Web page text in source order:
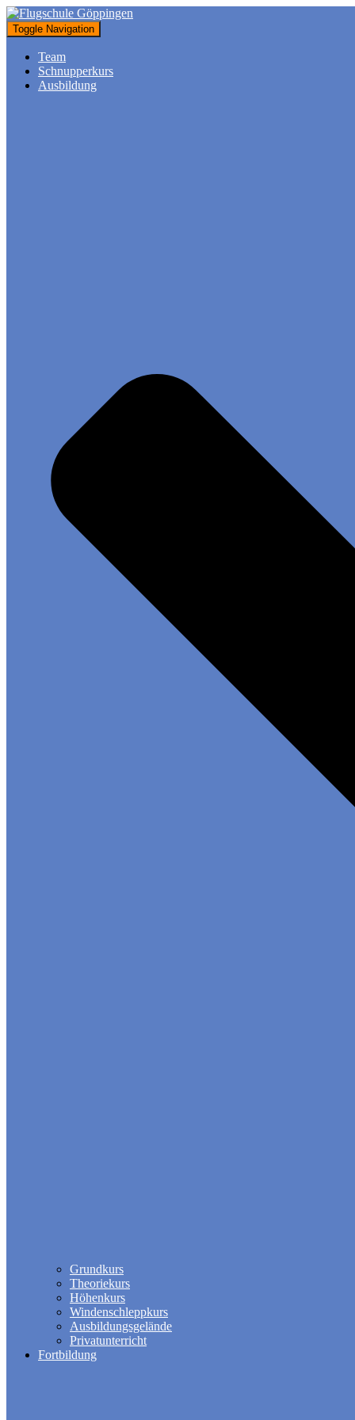
Toggle Navigation
Team
Schnupperkurs
Ausbildung
Grundkurs
Theoriekurs
Höhenkurs
Windenschleppkurs
Ausbildungsgelände
Privatunterricht
Fortbildung